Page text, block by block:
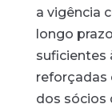
a vigência
longo
suficientes
reforçadas
dos sócios